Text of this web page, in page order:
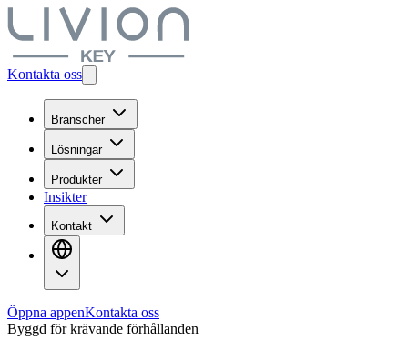
Kontakta oss
Branscher
Lösningar
Produkter
Insikter
Kontakt
Öppna appenKontakta oss
Byggd för krävande förhållanden